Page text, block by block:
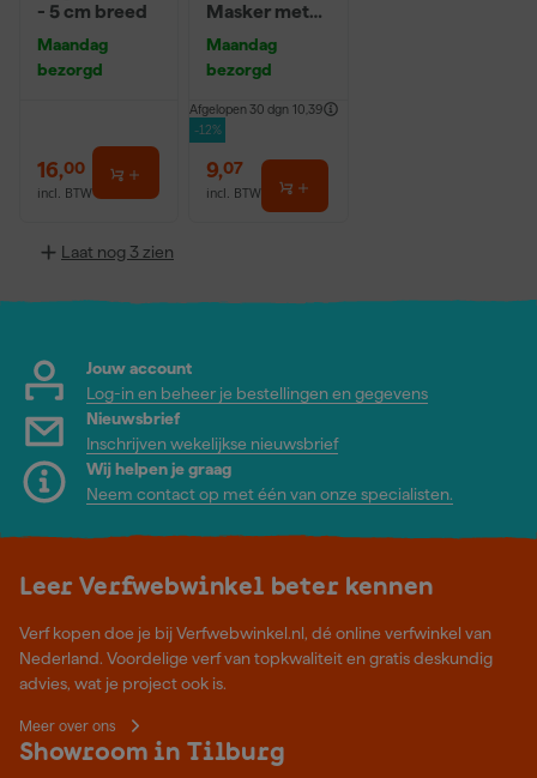
- 5 cm breed
Maandag
bezorgd
16,00
incl. BTW
Masker met
2,7 x 20m
Maandag
bezorgd
Afgelopen 30 dgn 10,39
-12%
9,07
incl. BTW
Laat nog 3 zien
Jouw account
Log-in en beheer je bestellingen en gegevens
Nieuwsbrief
Inschrijven wekelijkse nieuwsbrief
Wij helpen je graag
Neem contact op met één van onze specialisten.
Leer Verfwebwinkel beter kennen
Verf kopen doe je bij Verfwebwinkel.nl, dé online verfwinkel van
Nederland. Voordelige verf van topkwaliteit en gratis deskundig
advies, wat je project ook is.
Meer over ons
Showroom in Tilburg